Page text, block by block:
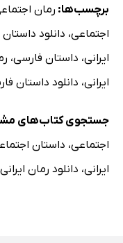
برچسب‌ها: رمان
اجتماعی، دانلود
ایرانی، داستان فارسی،
ایرانی، دانلود داستان
جستجوی کتاب‌های
اجتماعی، داستان
ایرانی، دانلود رمان ایرانی